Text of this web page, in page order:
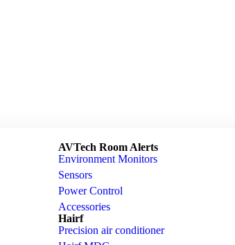
AVTech Room Alerts
Environment Monitors
Sensors
Power Control
Accessories
Hairf
Precision air conditioner